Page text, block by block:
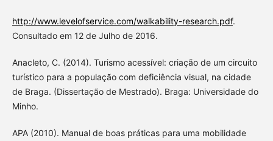
http://www.levelofservice.com/walkability-research.pdf.
Consultado em 12 de Julho de 2016.
Anacleto, C. (2014). Turismo acessível: criação de um circuito
turístico para a população com deficiência visual, na cidade
de Braga. (Dissertação de Mestrado). Braga: Universidade do
Minho.
APA (2010). Manual de boas práticas para uma mobilidade